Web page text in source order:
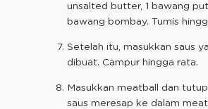
unsalted butter, 1 bawang
bawang bombay. Tumis
Setelah itu, masukkan saus
dibuat. Campur hingga rata.
Masukkan meatball dan
saus meresap ke dalam